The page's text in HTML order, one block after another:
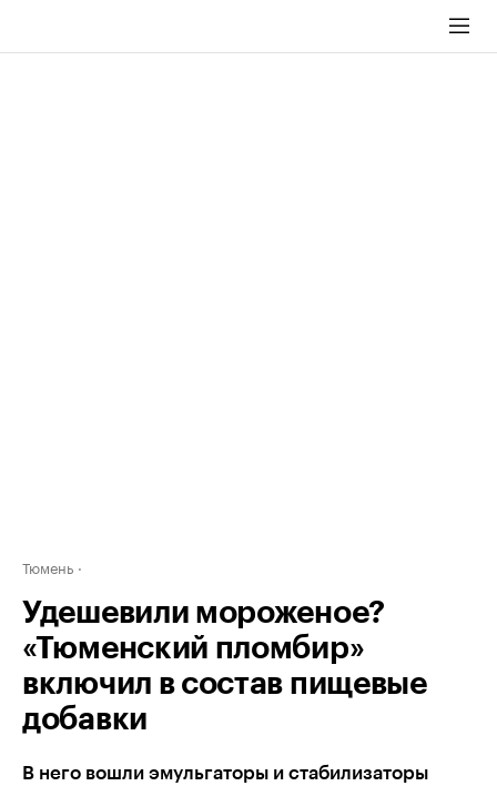
Тюмень
Удешевили мороженое?
«Тюменский пломбир»
включил в состав пищевые
добавки
В него вошли эмульгаторы и стабилизаторы